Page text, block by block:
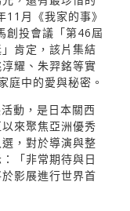
月《我家的事》
創投會議「第46屆
肯定，該片集結
耀、朱羿銘等實
庭中的愛與秘密。
動，是日本關西
來聚焦亞洲優秀
，對於導演與整
「非常期待與日
影展進行世界首